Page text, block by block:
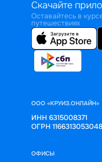
Скачайте
Оставайтесь в
путешествиях
ООО «КРУИЗ.ОНЛАЙН»
ИНН 6315008371
ОГРН 1166313053048
ОФИСЫ